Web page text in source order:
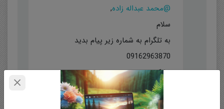
@محمد عبداله زاده,
سلام
به تلگرام به شماره زیر پیام بدید
09162963870
تشکر